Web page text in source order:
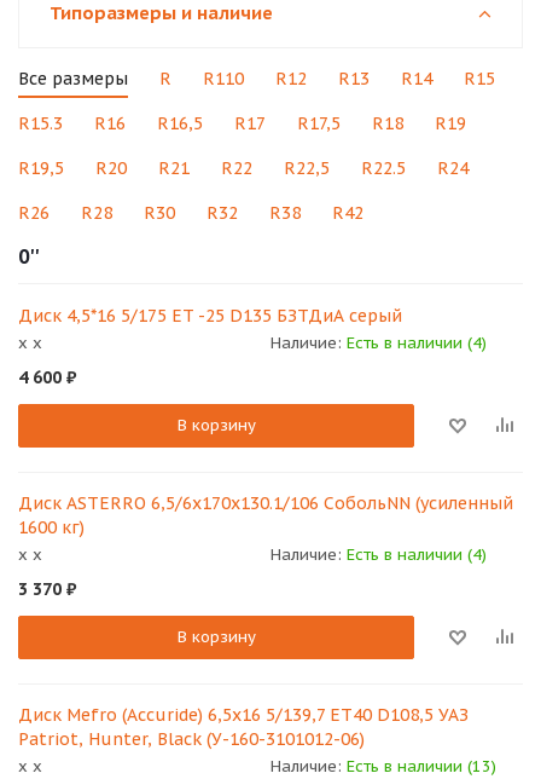
Типоразмеры и наличие
Все размеры R R110 R12 R13 R14 R15
R15.3 R16 R16,5 R17 R17,5 R18 R19
R19,5 R20 R21 R22 R22,5 R22.5 R24
R26 R28 R30 R32 R38 R42
0''
Диск 4,5*16 5/175 ET -25 D135 БЗТДиА серый
x x Наличие: Есть в наличии (4)
4 600 ₽
В корзину
Диск ASTERRO 6,5/6x170x130.1/106 СобольNN (усиленный
1600 кг)
x x Наличие: Есть в наличии (4)
3 370 ₽
В корзину
Диск Mefro (Accuride) 6,5х16 5/139,7 ET40 D108,5 УАЗ
Patriot, Hunter, Black (У-160-3101012-06)
x x Наличие: Есть в наличии (13)